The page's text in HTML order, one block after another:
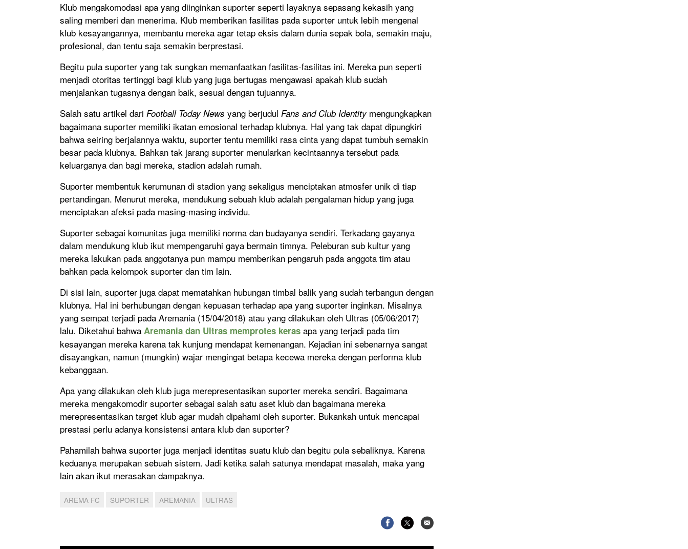
Klub mengakomodasi apa yang diinginkan suporter seperti layaknya sepasang kekasih yang
saling memberi dan menerima. Klub memberikan fasilitas pada suporter untuk lebih mengenal
klub kesayangannya, membantu mereka agar tetap eksis dalam dunia sepak bola, semakin maju,
profesional, dan tentu saja semakin berprestasi.
Begitu pula suporter yang tak sungkan memanfaatkan fasilitas-fasilitas ini. Mereka pun seperti
menjadi otoritas tertinggi bagi klub yang juga bertugas mengawasi apakah klub sudah
menjalankan tugasnya dengan baik, sesuai dengan tujuannya.
Salah satu artikel dari Football Today News yang berjudul Fans and Club Identity mengungkapkan
bagaimana suporter memiliki ikatan emosional terhadap klubnya. Hal yang tak dapat dipungkiri
bahwa seiring berjalannya waktu, suporter tentu memiliki rasa cinta yang dapat tumbuh semakin
besar pada klubnya. Bahkan tak jarang suporter menularkan kecintaannya tersebut pada
keluarganya dan bagi mereka, stadion adalah rumah.
Suporter membentuk kerumunan di stadion yang sekaligus menciptakan atmosfer unik di tiap
pertandingan. Menurut mereka, mendukung sebuah klub adalah pengalaman hidup yang juga
menciptakan afeksi pada masing-masing individu.
Suporter sebagai komunitas juga memiliki norma dan budayanya sendiri. Terkadang gayanya
dalam mendukung klub ikut mempengaruhi gaya bermain timnya. Peleburan sub kultur yang
mereka lakukan pada anggotanya pun mampu memberikan pengaruh pada anggota tim atau
bahkan pada kelompok suporter dan tim lain.
Di sisi lain, suporter juga dapat mematahkan hubungan timbal balik yang sudah terbangun dengan
klubnya. Hal ini berhubungan dengan kepuasan terhadap apa yang suporter inginkan. Misalnya
yang sempat terjadi pada Aremania (15/04/2018) atau yang dilakukan oleh Ultras (05/06/2017)
lalu. Diketahui bahwa Aremania dan Ultras memprotes keras apa yang terjadi pada tim
kesayangan mereka karena tak kunjung mendapat kemenangan. Kejadian ini sebenarnya sangat
disayangkan, namun (mungkin) wajar mengingat betapa kecewa mereka dengan performa klub
kebanggaan.
Apa yang dilakukan oleh klub juga merepresentasikan suporter mereka sendiri. Bagaimana
mereka mengakomodir suporter sebagai salah satu aset klub dan bagaimana mereka
merepresentasikan target klub agar mudah dipahami oleh suporter. Bukankah untuk mencapai
prestasi perlu adanya konsistensi antara klub dan suporter?
Pahamilah bahwa suporter juga menjadi identitas suatu klub dan begitu pula sebaliknya. Karena
keduanya merupakan sebuah sistem. Jadi ketika salah satunya mendapat masalah, maka yang
lain akan ikut merasakan dampaknya.
AREMA FC SUPORTER AREMANIA ULTRAS